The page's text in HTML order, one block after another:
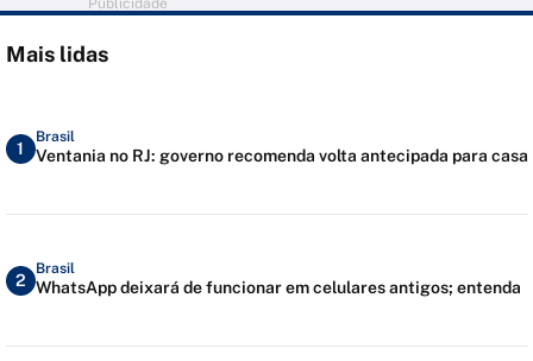
Publicidade
Mais lidas
1
Brasil
Ventania no RJ: governo recomenda volta antecipada para casa
2
Brasil
WhatsApp deixará de funcionar em celulares antigos; entenda